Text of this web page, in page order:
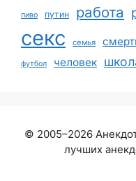
пиво путин работа
секс семья
футбол человек
© 2005–2026
лучших